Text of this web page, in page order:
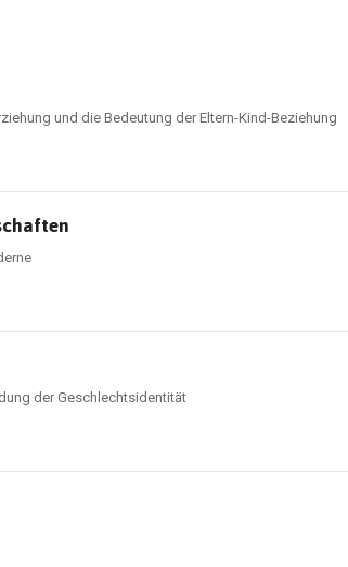
und die Bedeutung der Eltern-Kind-Beziehung
der Geschlechtsidentität